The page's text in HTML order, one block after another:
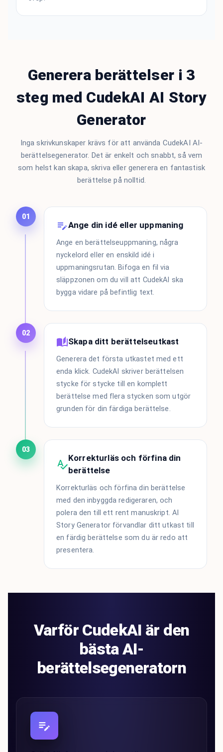
Generera berättelser i 3
steg med CudekAI AI Story
Generator
Inga skrivkunskaper krävs för att använda CudekAI AI-
berättelsegenerator. Det är enkelt och snabbt, så vem
som helst kan skapa, skriva eller generera en fantastisk
berättelse på nolltid.
01
Ange din idé eller uppmaning
Ange en berättelseuppmaning, några
nyckelord eller en enskild idé i
uppmaningsrutan. Bifoga en fil via
släppzonen om du vill att CudekAI ska
bygga vidare på befintlig text.
02
Skapa ditt berättelseutkast
Generera det första utkastet med ett
enda klick. CudekAI skriver berättelsen
stycke för stycke till en komplett
berättelse med flera stycken som utgör
grunden för din färdiga berättelse.
03
Korrekturläs och förfina din
berättelse
Korrekturläs och förfina din berättelse
med den inbyggda redigeraren, och
polera den till ett rent manuskript. AI
Story Generator förvandlar ditt utkast till
en färdig berättelse som du är redo att
presentera.
Varför CudekAI är den
bästa AI-
berättelsegeneratorn